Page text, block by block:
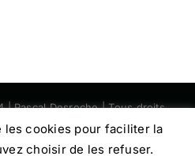
| Pascal Desroche | Tous droits
Lorient 392006417
les cookies pour faciliter la
choisir de les refuser.